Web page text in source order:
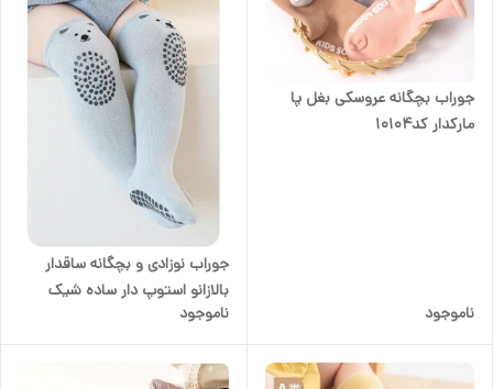
جوراب بچگانه عروسکی بغل پا
مارکدار کد۱۰۱۰۴
ناموجود
جوراب نوزادی و بچگانه ساقدار
بالازانو استوپ دار ساده شیک
ناموجود